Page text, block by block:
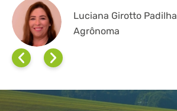
Luciana Girotto Padilha
Agrônoma